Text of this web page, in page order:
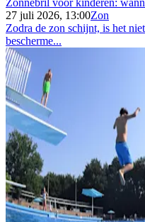
Zonnebril voor kinderen:
27 juli 2026, 13:00Zon
Zodra de zon schijnt, is het
bescherme...